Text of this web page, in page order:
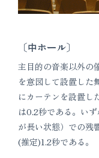
〔中ホール〕
主目的の音楽以外の
を意図して設置した
にカーテンを設置し
は0.2秒である。い
が長い状態）での残
(推定)1.2秒である。